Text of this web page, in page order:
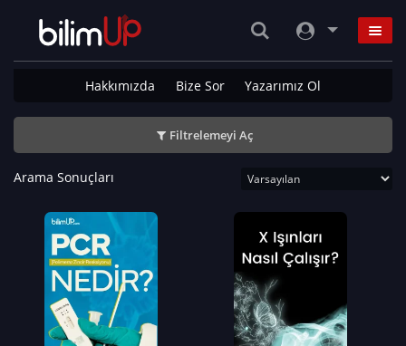
Hakkımızda Bize Sor Yazarımız Ol
Filtrelemeyi Aç
Arama Sonuçları